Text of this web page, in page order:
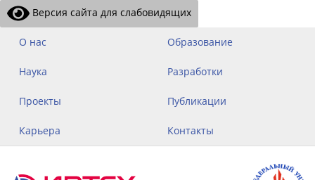
Версия сайта для слабовидящих
О нас Образование
Наука Разработки
Проекты Публикации
Карьера Контакты